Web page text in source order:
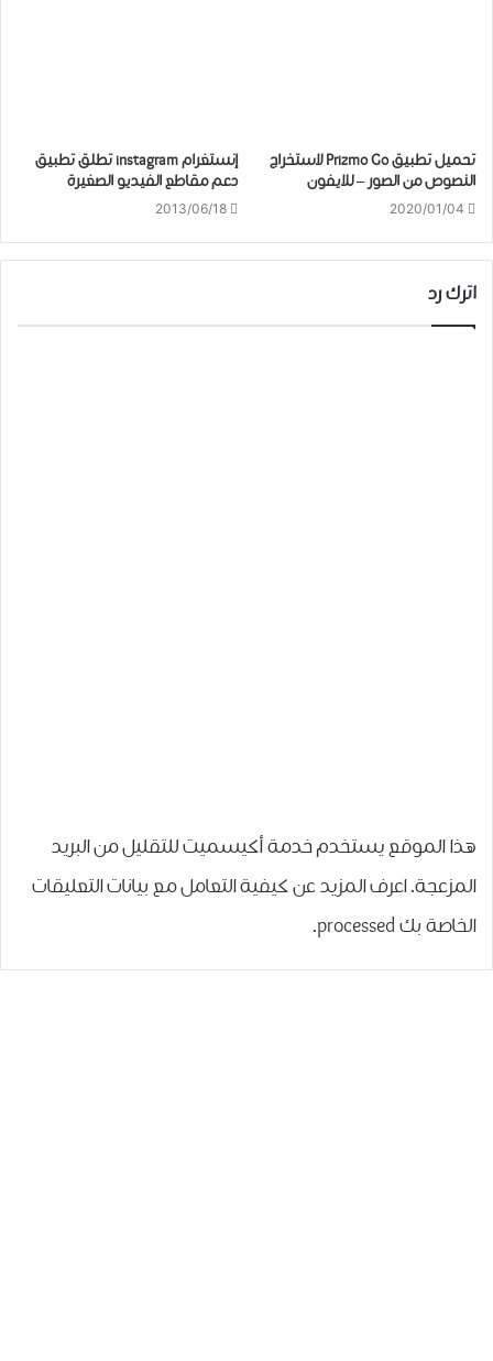
تحميل تطبيق Prizmo Go لاستخراج
النصوص من الصور – للايفون
2020/01/04
إنستغرام instagram تطلق تطبيق
دعم مقاطع الفيديو الصغيرة
2013/06/18
اترك رد
هذا الموقع يستخدم خدمة أكيسميت للتقليل من البريد
المزعجة.اعرف المزيد عن كيفية التعامل مع بيانات التعليقات
الخاصة بك processed
.